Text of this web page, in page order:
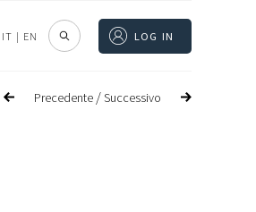
IT | EN LOG IN
Precedente /Successivo